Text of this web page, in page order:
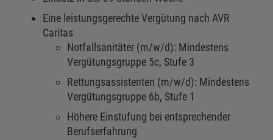
Eine leistungsgerechte Vergütung nach AVR
Caritas
Notfallsanitäter (m/w/d): Mindestens
Vergütungsgruppe 5c, Stufe 3
Rettungsassistenten (m/w/d): Mindestens
Vergütungsgruppe 6b, Stufe 1
Höhere Einstufung bei entsprechender
Berufserfahrung